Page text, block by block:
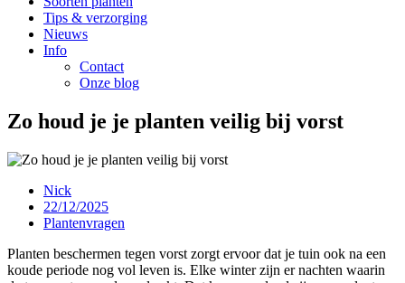
Tips & verzorging
Nieuws
Info
Contact
Onze blog
Zo houd je je planten veilig bij vorst
Nick
22/12/2025
Plantenvragen
Planten beschermen tegen vorst zorgt ervoor dat je tuin ook na een
koude periode nog vol leven is. Elke winter zijn er nachten waarin